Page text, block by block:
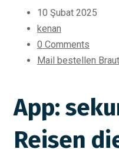
10 Şubat 2025
kenan
0 Comments
Mail bestellen
App:
Reisen